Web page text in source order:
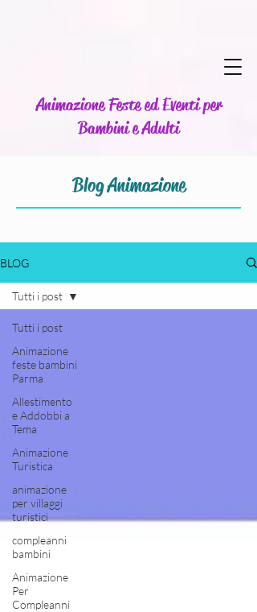
Animazione Feste ed Eventi per
Bambini e Adulti
Blog Animazione
BLOG
Tutti i post
Animazione
feste bambini
Parma
Allestimento
e Addobbi a
Tema
Animazione
Turistica
animazione
per villaggi
turistici
compleanni
bambini
Animazione
Per
Compleanni
Tutti i post